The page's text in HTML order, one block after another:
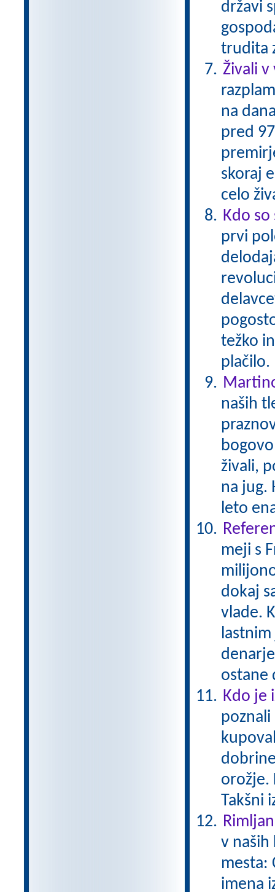
državi
trudita
Živali
na
pred
skoraj
celo
Kdo
prvi
težko
naših
živali,
na jug.
leto
meji s
dokaj
vlade.
ostane
Kdo je
poznali
orožje.
Takšni
v naših
mesta:
imena